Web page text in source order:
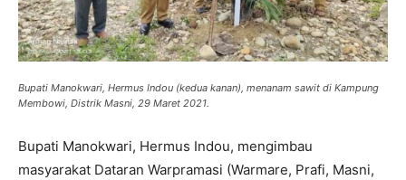
Bupati Manokwari, Hermus Indou (kedua kanan), menanam sawit di Kampung
Membowi, Distrik Masni, 29 Maret 2021.
Bupati Manokwari, Hermus Indou, mengimbau
masyarakat Dataran Warpramasi (Warmare, Prafi, Masni,